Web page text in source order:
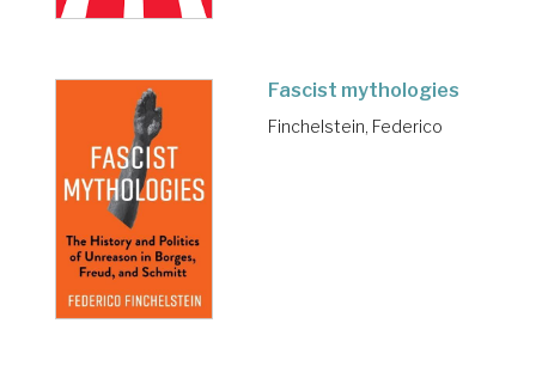
Fascist mythologies
Finchelstein, Federico